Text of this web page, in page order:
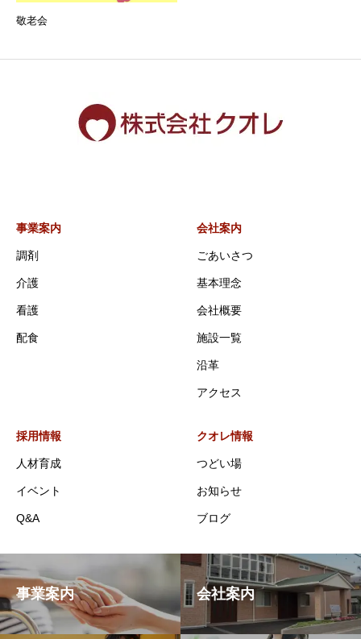
敬老会
事業案内
調剤
介護
看護
配食
会社案内
ごあいさつ
基本理念
会社概要
施設一覧
沿革
アクセス
採用情報
人材育成
イベント
Q&A
クオレ情報
つどい場
お知らせ
ブログ
事業案内 会社案内